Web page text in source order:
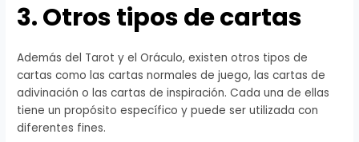
3. Otros tipos de cartas
Además del Tarot y el Oráculo, existen otros tipos de
cartas como las cartas normales de juego, las cartas de
adivinación o las cartas de inspiración. Cada una de ellas
tiene un propósito específico y puede ser utilizada con
diferentes fines.